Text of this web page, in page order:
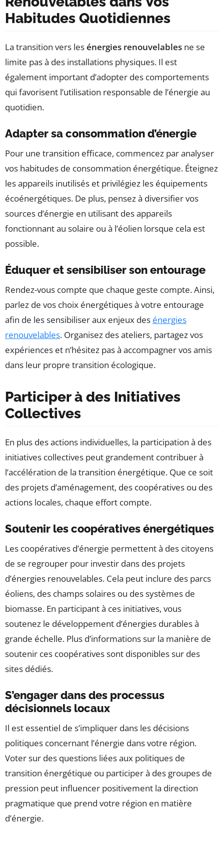
Habitudes Quotidiennes
La transition vers lesénergies renouvelables ne se
limite pas à des installations physiques. Il est
également important d’adopter des comportements
qui favorisent l’utilisation responsable de l’énergie au
quotidien.
Adapter sa consommation d’énergie
Pour une transition efficace, commencez par analyser
vos habitudes de consommation énergétique. Éteignez
les appareils inutilisés et privilégiez les équipements
écoénergétiques. De plus, pensez à diversifier vos
sources d’énergie en utilisant des appareils
fonctionnant au solaire ou à l’éolien lorsque cela est
possible.
Éduquer et sensibiliser son entourage
Rendez-vous compte que chaque geste compte. Ainsi,
parlez de vos choix énergétiques à votre entourage
afin de les sensibiliser aux enjeux des énergies
renouvelables. Organisez des ateliers, partagez vos
expériences et n’hésitez pas à accompagner vos amis
dans leur propre transition écologique.
Participer à des Initiatives
Collectives
En plus des actions individuelles, la participation à des
initiatives collectives peut grandement contribuer à
l’accélération de la transition énergétique. Que ce soit
des projets d’aménagement, des coopératives ou des
actions locales, chaque effort compte.
Soutenir les coopératives énergétiques
Les coopératives d’énergie permettent à des citoyens
de se regrouper pour investir dans des projets
d’énergies renouvelables. Cela peut inclure des parcs
éoliens, des champs solaires ou des systèmes de
biomasse. En participant à ces initiatives, vous
soutenez le développement d’énergies durables à
grande échelle. Plus d’informations sur la manière de
soutenir ces coopératives sont disponibles sur des
sites dédiés.
S’engager dans des processus
décisionnels locaux
Il est essentiel de s’impliquer dans les décisions
politiques concernant l’énergie dans votre région.
Voter sur des questions liées aux politiques de
transition énergétique ou participer à des groupes de
pression peut influencer positivement la direction
pragmatique que prend votre région en matière
d’énergie.